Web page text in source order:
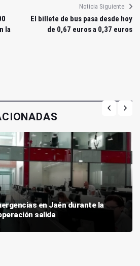
la
Noticia Siguiente
El billete de bus pasa desde hoy
de 0,67 euros a 0,37 euros
en Jaén durante la
salida